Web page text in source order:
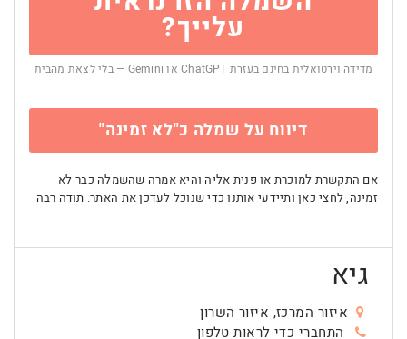
עלייך?
מדידה וירטואלית בחינם בעזרת ChatGPT או Gemini — בלי לצאת מהבית
דיווח על שמלה כ"לא זמינה"
אם התקשרת למוכרת או פנית אליה והיא אמרה שהשמלה כבר לא
זמינה, לחצי כאן ותיידעי אותנו כדי שנוכל לעדכן את האתר. תודה רבה
גיא
איזור המרכז, איזור השרון
התחברי כדי לראות טלפון